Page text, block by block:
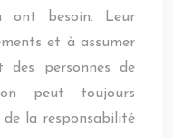
ont besoin. Leur
et à assumer
des personnes de
on peut toujours
de la responsabilité